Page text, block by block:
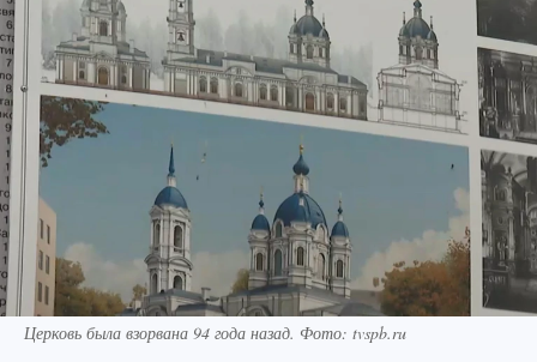
Церковь была взорвана 94 года назад. Фото: tvspb.ru